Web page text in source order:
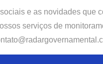
e as novidades que
serviços de